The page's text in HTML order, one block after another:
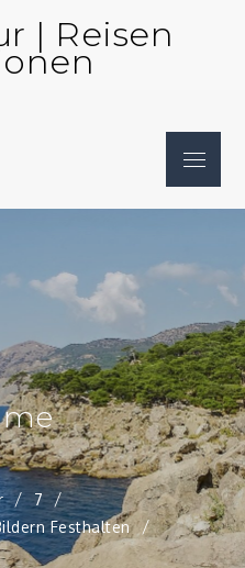
| Reisen
Menu
7
Festhalten